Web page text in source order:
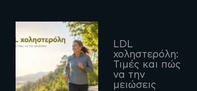
LDL
χοληστερόλη:
Τιμές και πώς
να την
μειώσεις